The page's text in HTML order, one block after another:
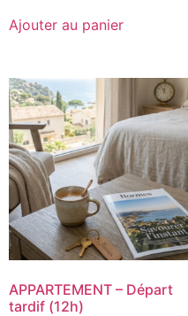
Ajouter au panier
APPARTEMENT – Départ
tardif (12h)